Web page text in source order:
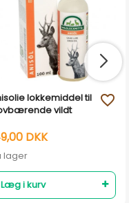
lokkemiddel til
vildt
DKK
lager
Læg i kurv
favorite_outline